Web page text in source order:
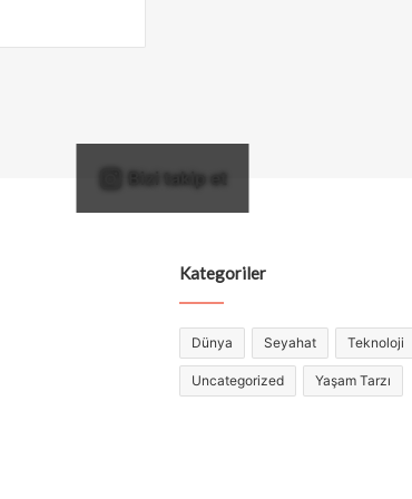
Bizi takip et
Kategoriler
Dünya Seyahat Teknoloji
Uncategorized Yaşam Tarzı